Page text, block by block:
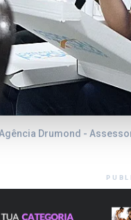
Drumond -